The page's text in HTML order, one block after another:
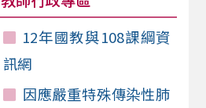
12年國教與108課綱資
訊網
因應嚴重特殊傳染性肺